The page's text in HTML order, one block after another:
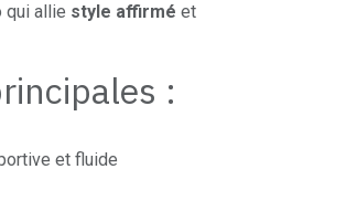
qui allie style affirmé et
:
et fluide